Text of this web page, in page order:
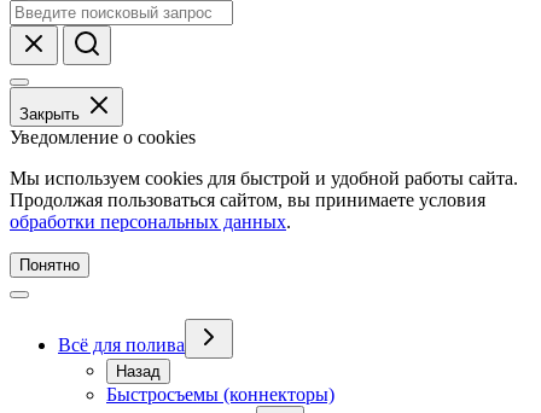
Закрыть
Уведомление о cookies
Мы используем cookies для быстрой и удобной работы сайта.
Продолжая пользоваться сайтом, вы принимаете условия
обработки персональных данных.
Понятно
Всё для полива
Назад
Быстросъемы (коннекторы)